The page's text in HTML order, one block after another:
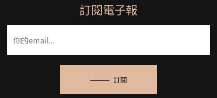
訂閱電子報
訂閱